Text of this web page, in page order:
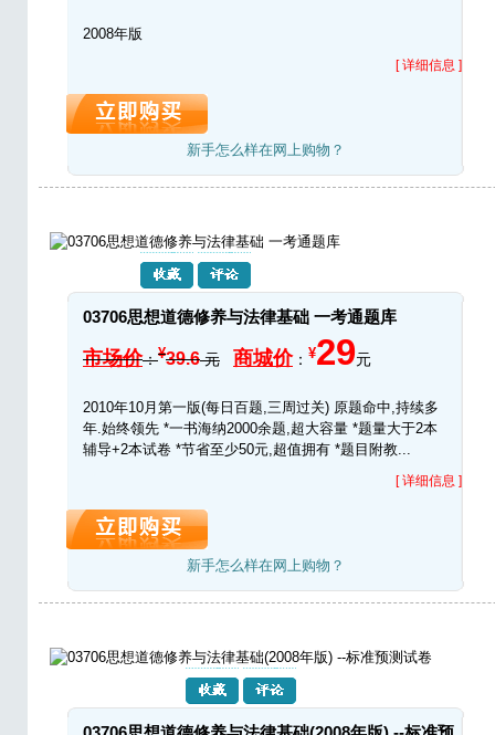
2008年版
[ 详细信息 ]
新手怎么样在网上购物？
03706思想道德修养与法律基础 一考通题库
市场价：¥39.6元 商城价： ¥29元
2010年10月第一版(每日百题,三周过关) 原题命中,持续多
年.始终领先 *一书海纳2000余题,超大容量 *题量大于2本
辅导+2本试卷 *节省至少50元,超值拥有 *题目附教...
[ 详细信息 ]
新手怎么样在网上购物？